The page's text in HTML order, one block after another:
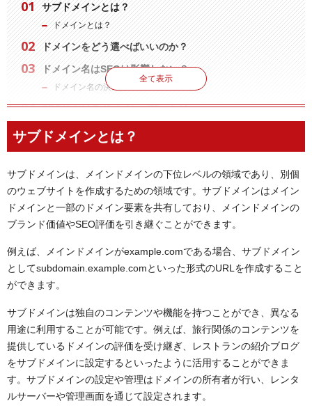
サブドメインとは？
ドメインとは？
ドメインをどう選べばいいのか？
ドメイン名はSEOは影響しない？
ドメイン名の決め方
SEOにおけるドメインパワーとは
個別にドメインを取得する場合
サブドメインへついたリンクは本ドメインに影響がある
のか
サブドメインとサブディレクトリどちらがいいのか
サブドメインのメリット
メリット①：コストを抑えることができる
メリット②：本ドメインの評価がサブドメインにも効く
デメリット：ドメインの評価が低い場合は悪影響も
サブディレクトリのメリット
メリット①：受けたリンクが本ドメインに直接影響する
メリット②：インデックス数を増やせる
デメリット：独立したドメインにならない
サブドメインとサブディレクトリの使い分け
サービスの用途や方向性で選ぶのが重要
全て表示
サブドメインとは？
サブドメインは、メインドメインの下位レベルの領域であり、別個
のウェブサイトを作成するための領域です。サブドメインはメイン
ドメインと一部のドメイン要素を共有しており、メインドメインの
ブランド価値やSEO評価を引き継ぐことができます。
例えば、メインドメインがexample.comである場合、サブドメイン
としてsubdomain.example.comといった形式のURLを作成すること
ができます。
サブドメインは独自のコンテンツや機能を持つことができ、異なる
用途に利用することが可能です。例えば、旅行関係のコンテンツを
提供しているドメインの評価を受け継ぎ、レストランの紹介ブログ
をサブドメインに設定するといったように活用することができま
す。サブドメインの設定や管理はドメインの所有者が行い、レンタ
ルサーバーや管理画面を通じて設定されます。